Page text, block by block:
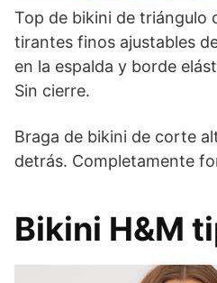
Top de bikini de triángulo
tirantes finos ajustables
en la espalda y borde
Sin cierre.
Braga de bikini de corte
detrás. Completamente
Bikini H&M